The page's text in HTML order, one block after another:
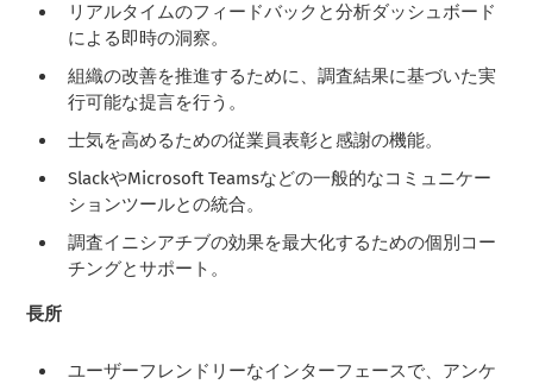
リアルタイムのフィードバックと分析ダッシュボード
による即時の洞察。
組織の改善を推進するために、調査結果に基づいた実
行可能な提言を行う。
士気を高めるための従業員表彰と感謝の機能。
SlackやMicrosoft Teamsなどの一般的なコミュニケー
ションツールとの統合。
調査イニシアチブの効果を最大化するための個別コー
チングとサポート。
長所
ユーザーフレンドリーなインターフェースで、アンケ